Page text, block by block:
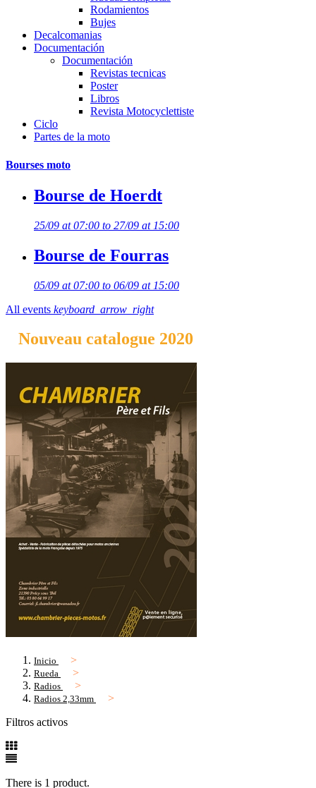
Rodamientos
Bujes
Decalcomanias
Documentación
Documentación
Revistas tecnicas
Poster
Libros
Revista Motocyclettiste
Ciclo
Partes de la moto
Bourses moto
Bourse de Hoerdt
25/09 at 07:00 to 27/09 at 15:00
Bourse de Fourras
05/09 at 07:00 to 06/09 at 15:00
All events keyboard_arrow_right
Nouveau catalogue 2020
Inicio
Rueda
Radios
Radios 2,33mm
Filtros activos
There is 1 product.